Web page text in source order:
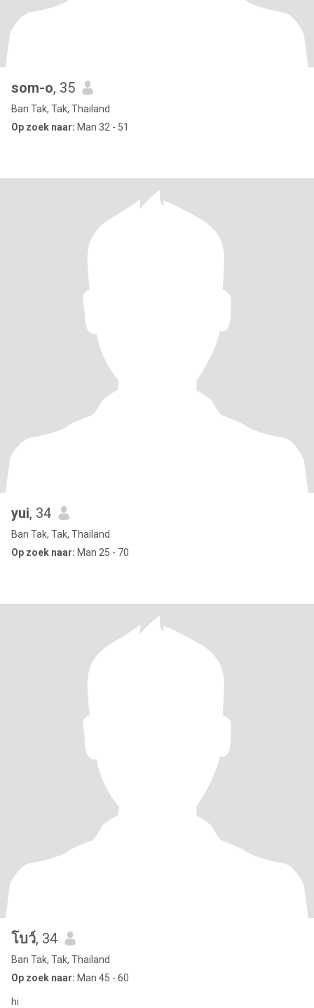
som-o, 35
Ban Tak, Tak, Thailand
Op zoek naar: Man 32 - 51
yui, 34
Ban Tak, Tak, Thailand
Op zoek naar: Man 25 - 70
โบว์, 34
Ban Tak, Tak, Thailand
Op zoek naar: Man 45 - 60
hi